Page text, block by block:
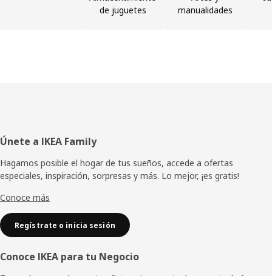
de juguetes
manualidades
Pie
de
página
Únete a IKEA Family
Hagamos posible el hogar de tus sueños, accede a ofertas
especiales, inspiración, sorpresas y más. Lo mejor, ¡es gratis!
Conoce más
Regístrate o inicia sesión
Conoce IKEA para tu Negocio